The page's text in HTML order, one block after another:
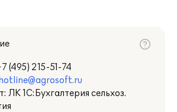
используется
счетов
(495) 215-51-74
ЛК 1С:Бухгалтерия сельхоз.